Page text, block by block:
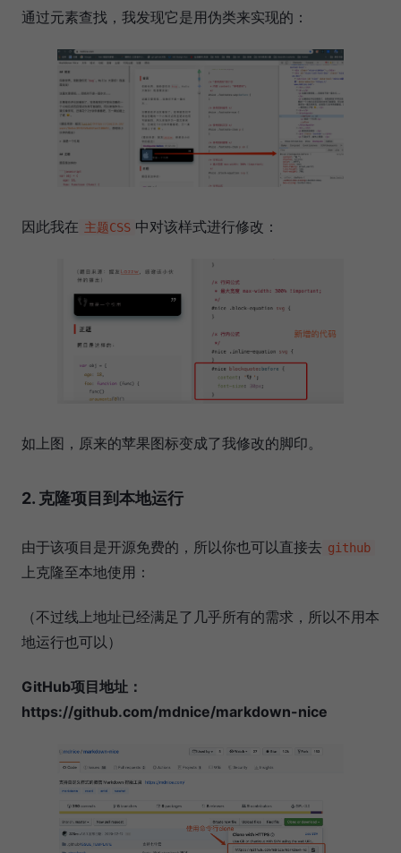
通过元素查找，我发现它是用伪类来实现的：
因此我在 主题CSS 中对该样式进行修改：
如上图，原来的苹果图标变成了我修改的脚印。
2. 克隆项目到本地运行
由于该项目是开源免费的，所以你也可以直接去 github
上克隆至本地使用：
（不过线上地址已经满足了几乎所有的需求，所以不用本
地运行也可以）
GitHub项目地址：
https://github.com/mdnice/markdown-nice